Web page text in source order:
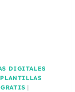
DIGITALES
PLANTILLAS
|